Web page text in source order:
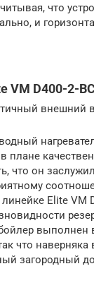
что
и
VM D400-2-
внешний
плане
что он
Elite VM
выполнен
что наверняка
загородный